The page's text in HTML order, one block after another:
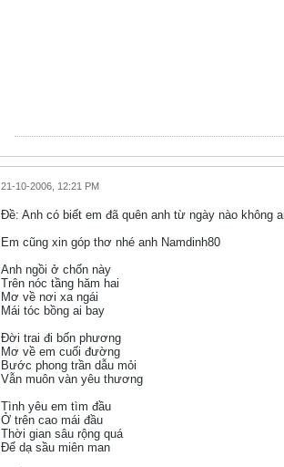
21-10-2006, 12:21 PM
Ðề: Anh có biết em đã quên anh từ ngày nào không
Em cũng xin góp thơ nhé anh Namdinh80
Anh ngồi ở chốn này
Trên nóc tầng hăm hai
Mơ về nơi xa ngái
Mái tóc bồng ai bay
Đời trai đi bốn phương
Mơ về em cuối đường
Bước phong trần dẫu mỏi
Vẫn muôn vàn yêu thương
Tình yêu em tìm đầu
Ở trên cao mái đầu
Thời gian sâu rộng quá
Để dạ sầu miên man